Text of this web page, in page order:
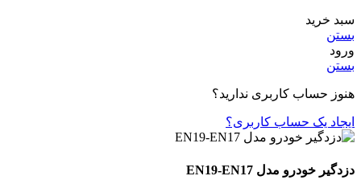
سبد خرید
بستن
ورود
بستن
هنوز حساب کاربری ندارید؟
ایجاد یک حساب کاربری؟
دزدگیر خودرو مدل EN19-EN17